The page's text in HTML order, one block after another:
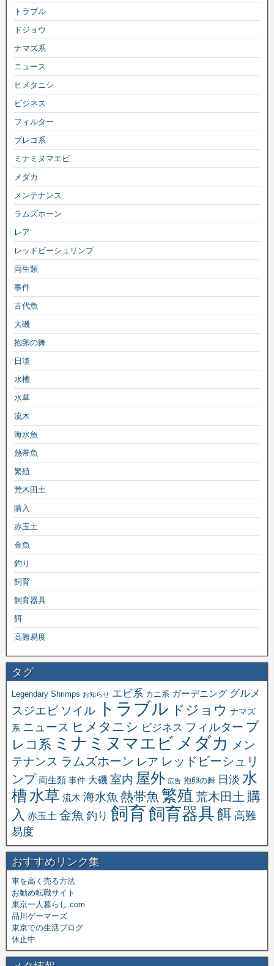
トラブル
ドジョウ
ナマズ系
ニュース
ヒメタニシ
ビジネス
フィルター
プレコ系
ミナミヌマエビ
メダカ
メンテナンス
ラムズホーン
レア
レッドビーシュリンプ
両生類
事件
古代魚
大磯
抱卵の舞
日淡
水槽
水草
流木
海水魚
熱帯魚
繁殖
荒木田土
購入
赤玉土
金魚
釣り
飼育
飼育器具
餌
高難易度
タグ
Legendary Shrimps お知らせ エビ系 カニ系 ガーデニング グルメ
スジエビ ソイル トラブル ドジョウ ナマズ
系 ニュース ヒメタニシ ビジネス フィルター プ
レコ系 ミナミヌマエビ メダカ
メン
テナンス ラムズホーン レア レッドビーシュリ
ンプ 両生類 事件 大磯 室内 屋外 広告 抱卵の舞 日淡 水
槽 水草 流木 海水魚 熱帯魚 繁殖 荒木田土 購
入 赤玉土 金魚 釣り 飼育飼育器具餌 高難
易度
おすすめリンク集
車を高く売る方法
お勧め転職サイト
東京一人暮らし.com
品川ゲーマーズ
東京での生活ブログ
休止中